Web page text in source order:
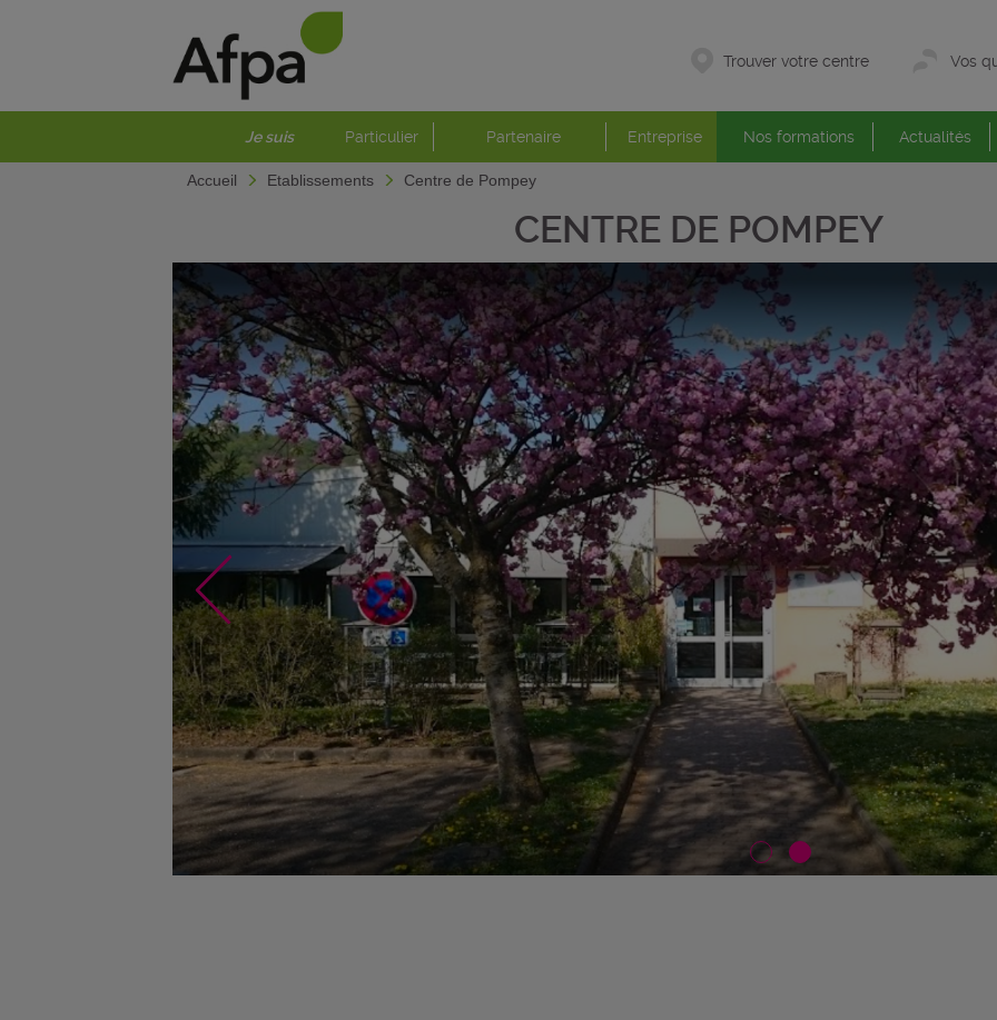
Trouver votre centre Vos
Je suis Particulier Partenaire Entreprise Nos formations Actualités
Accueil Etablissements Centre de Pompey
CENTRE DE POMPEY